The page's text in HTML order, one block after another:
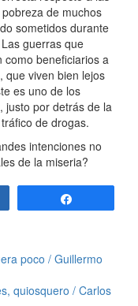
de muchos
sometidos durante
guerras que
como beneficiarios a
que viven bien lejos
es uno de los
justo por detrás de la
de drogas.
intenciones no
de la miseria?
poco / Guillermo
quiosquero / Carlos